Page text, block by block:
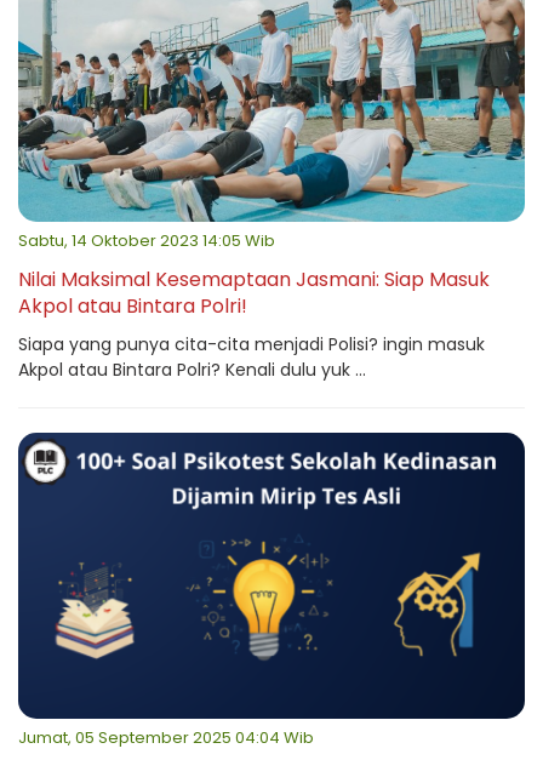
Sabtu, 14 Oktober 2023 14:05 Wib
Nilai Maksimal Kesemaptaan Jasmani: Siap Masuk
Akpol atau Bintara Polri!
Siapa yang punya cita-cita menjadi Polisi? ingin masuk
Akpol atau Bintara Polri? Kenali dulu yuk ...
Jumat, 05 September 2025 04:04 Wib